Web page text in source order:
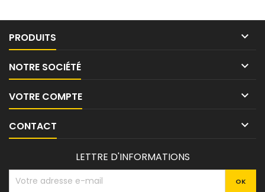
PRODUITS 
NOTRE SOCIÉTÉ 
VOTRE COMPTE 
CONTACT 
LETTRE D'INFORMATIONS